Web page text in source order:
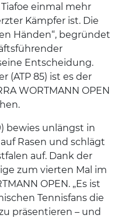
einmal mehr
Kämpfer ist. Die
Händen“, begründet
Entscheidung.
(ATP 85) ist es der
WORTMANN OPEN
bewies unlängst in
Rasen und schlägt
auf. Dank der
zum vierten Mal im
OPEN. „Es ist
Tennisfans die
präsentieren – und